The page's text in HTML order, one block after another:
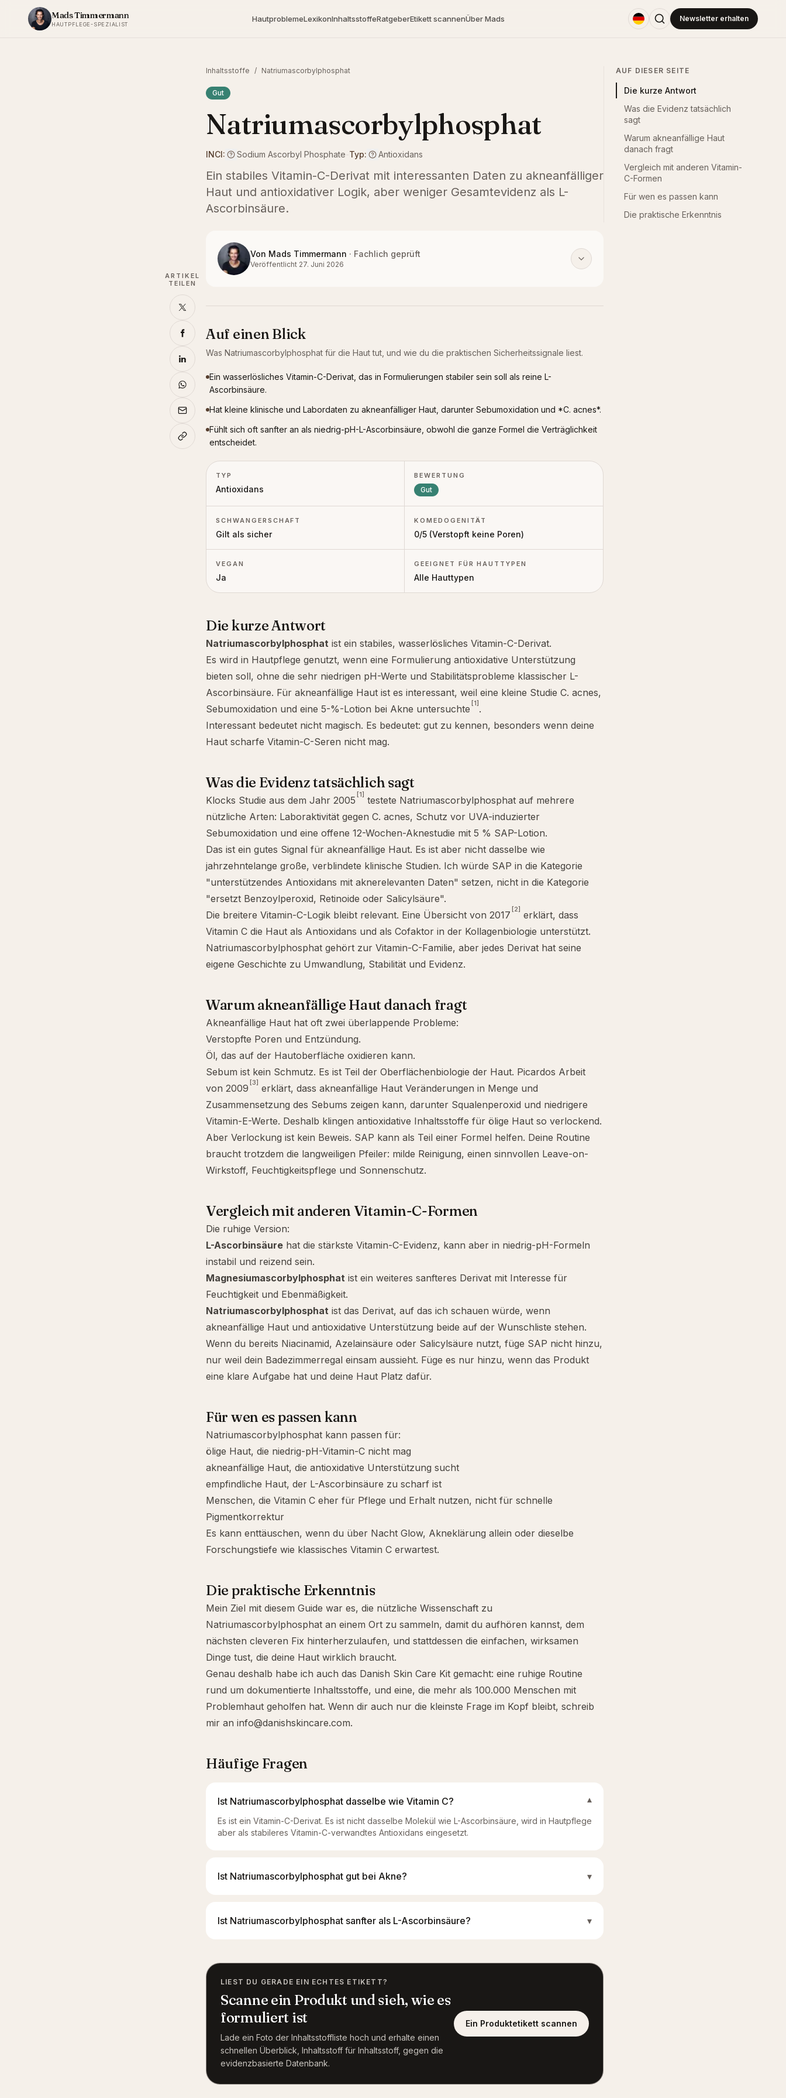
Zum Inhalt springen
Mads Timmermann
HAUTPFLEGE-SPEZIALIST
HautproblemeLexikonInhaltsstoffeRatgeberEtikett scannenÜber Mads Newsletter erhalten
AUF DIESER SEITE
Die kurze Antwort
Was die Evidenz tatsächlich
sagt
Warum akneanfällige Haut
danach fragt
Vergleich mit anderen Vitamin-
C-Formen
Für wen es passen kann
Die praktische Erkenntnis
Inhaltsstoffe / Natriumascorbylphosphat
Gut
Natriumascorbylphosphat
INCI: Sodium Ascorbyl Phosphate-Typ: Antioxidans
Ein stabiles Vitamin-C-Derivat mit interessanten Daten zu akneanfälliger
Haut und antioxidativer Logik, aber weniger Gesamtevidenz als L-
Ascorbinsäure.
Von Mads Timmermann · Fachlich geprüft
Veröffentlicht 27. Juni 2026
Auf einen Blick
Was Natriumascorbylphosphat für die Haut tut, und wie du die praktischen Sicherheitssignale liest.
Ein wasserlösliches Vitamin-C-Derivat, das in Formulierungen stabiler sein soll als reine L-
Ascorbinsäure.
Hat kleine klinische und Labordaten zu akneanfälliger Haut, darunter Sebumoxidation und *C. acnes*.
Fühlt sich oft sanfter an als niedrig-pH-L-Ascorbinsäure, obwohl die ganze Formel die Verträglichkeit
entscheidet.
TYP
Antioxidans
BEWERTUNG
Gut
SCHWANGERSCHAFT
Gilt als sicher
KOMEDOGENITÄT
0/5 (Verstopft keine Poren)
VEGAN
Ja
GEEIGNET FÜR HAUTTYPEN
Alle Hauttypen
Die kurze Antwort
Natriumascorbylphosphat ist ein stabiles, wasserlösliches Vitamin-C-Derivat.
Es wird in Hautpflege genutzt, wenn eine Formulierung antioxidative Unterstützung
bieten soll, ohne die sehr niedrigen pH-Werte und Stabilitätsprobleme klassischer L-
Ascorbinsäure. Für akneanfällige Haut ist es interessant, weil eine kleine Studie C. acnes,
Sebumoxidation und eine 5-%-Lotion bei Akne untersuchte [1] .
Interessant bedeutet nicht magisch. Es bedeutet: gut zu kennen, besonders wenn deine
Haut scharfe Vitamin-C-Seren nicht mag.
Was die Evidenz tatsächlich sagt
Klocks Studie aus dem Jahr 2005 [1] testete Natriumascorbylphosphat auf mehrere
nützliche Arten: Laboraktivität gegen C. acnes, Schutz vor UVA-induzierter
Sebumoxidation und eine offene 12-Wochen-Aknestudie mit 5 % SAP-Lotion.
Das ist ein gutes Signal für akneanfällige Haut. Es ist aber nicht dasselbe wie
jahrzehntelange große, verblindete klinische Studien. Ich würde SAP in die Kategorie
"unterstützendes Antioxidans mit aknerelevanten Daten" setzen, nicht in die Kategorie
"ersetzt Benzoylperoxid, Retinoide oder Salicylsäure".
Die breitere Vitamin-C-Logik bleibt relevant. Eine Übersicht von 2017 [2] erklärt, dass
Vitamin C die Haut als Antioxidans und als Cofaktor in der Kollagenbiologie unterstützt.
Natriumascorbylphosphat gehört zur Vitamin-C-Familie, aber jedes Derivat hat seine
eigene Geschichte zu Umwandlung, Stabilität und Evidenz.
Warum akneanfällige Haut danach fragt
Akneanfällige Haut hat oft zwei überlappende Probleme:
Verstopfte Poren und Entzündung.
Öl, das auf der Hautoberfläche oxidieren kann.
Sebum ist kein Schmutz. Es ist Teil der Oberflächenbiologie der Haut. Picardos Arbeit
von 2009 [3] erklärt, dass akneanfällige Haut Veränderungen in Menge und
Zusammensetzung des Sebums zeigen kann, darunter Squalenperoxid und niedrigere
Vitamin-E-Werte. Deshalb klingen antioxidative Inhaltsstoffe für ölige Haut so verlockend.
Aber Verlockung ist kein Beweis. SAP kann als Teil einer Formel helfen. Deine Routine
braucht trotzdem die langweiligen Pfeiler: milde Reinigung, einen sinnvollen Leave-on-
Wirkstoff, Feuchtigkeitspflege und Sonnenschutz.
Vergleich mit anderen Vitamin-C-Formen
Die ruhige Version:
L-Ascorbinsäure hat die stärkste Vitamin-C-Evidenz, kann aber in niedrig-pH-Formeln
instabil und reizend sein.
Magnesiumascorbylphosphat ist ein weiteres sanfteres Derivat mit Interesse für
Feuchtigkeit und Ebenmäßigkeit.
Natriumascorbylphosphat ist das Derivat, auf das ich schauen würde, wenn
akneanfällige Haut und antioxidative Unterstützung beide auf der Wunschliste stehen.
Wenn du bereits Niacinamid, Azelainsäure oder Salicylsäure nutzt, füge SAP nicht hinzu,
nur weil dein Badezimmerregal einsam aussieht. Füge es nur hinzu, wenn das Produkt
eine klare Aufgabe hat und deine Haut Platz dafür.
Für wen es passen kann
Natriumascorbylphosphat kann passen für:
ölige Haut, die niedrig-pH-Vitamin-C nicht mag
akneanfällige Haut, die antioxidative Unterstützung sucht
empfindliche Haut, der L-Ascorbinsäure zu scharf ist
Menschen, die Vitamin C eher für Pflege und Erhalt nutzen, nicht für schnelle
Pigmentkorrektur
Es kann enttäuschen, wenn du über Nacht Glow, Akneklärung allein oder dieselbe
Forschungstiefe wie klassisches Vitamin C erwartest.
Die praktische Erkenntnis
Mein Ziel mit diesem Guide war es, die nützliche Wissenschaft zu
Natriumascorbylphosphat an einem Ort zu sammeln, damit du aufhören kannst, dem
nächsten cleveren Fix hinterherzulaufen, und stattdessen die einfachen, wirksamen
Dinge tust, die deine Haut wirklich braucht.
Genau deshalb habe ich auch das Danish Skin Care Kit gemacht: eine ruhige Routine
rund um dokumentierte Inhaltsstoffe, und eine, die mehr als 100.000 Menschen mit
Problemhaut geholfen hat. Wenn dir auch nur die kleinste Frage im Kopf bleibt, schreib
mir an info@danishskincare.com.
Häufige Fragen
Ist Natriumascorbylphosphat dasselbe wie Vitamin C? ▾
Es ist ein Vitamin-C-Derivat. Es ist nicht dasselbe Molekül wie L-Ascorbinsäure, wird in Hautpflege
aber als stabileres Vitamin-C-verwandtes Antioxidans eingesetzt.
Ist Natriumascorbylphosphat gut bei Akne? ▾
Ist Natriumascorbylphosphat sanfter als L-Ascorbinsäure? ▾
LIEST DU GERADE EIN ECHTES ETIKETT?
Scanne ein Produkt und sieh, wie es
formuliert ist
Lade ein Foto der Inhaltsstoffliste hoch und erhalte einen
schnellen Überblick, Inhaltsstoff für Inhaltsstoff, gegen die
evidenzbasierte Datenbank.
Ein Produktetikett scannen
ARTIKEL
TEILEN